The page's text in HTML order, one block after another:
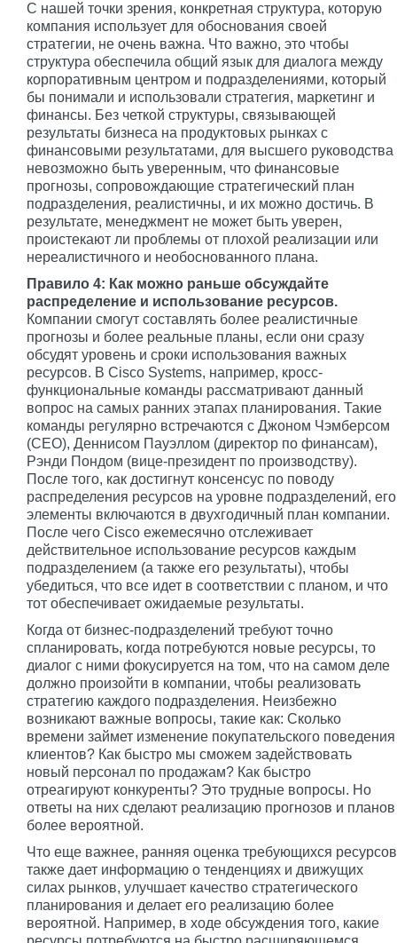
С нашей точки зрения, конкретная структура, которую
компания использует для обоснования своей
стратегии, не очень важна. Что важно, это чтобы
структура обеспечила общий язык для диалога между
корпоративным центром и подразделениями, который
бы понимали и использовали стратегия, маркетинг и
финансы. Без четкой структуры, связывающей
результаты бизнеса на продуктовых рынках с
финансовыми результатами, для высшего руководства
невозможно быть уверенным, что финансовые
прогнозы, сопровождающие стратегический план
подразделения, реалистичны, и их можно достичь. В
результате, менеджмент не может быть уверен,
проистекают ли проблемы от плохой реализации или
нереалистичного и необоснованного плана.
Правило 4: Как можно раньше обсуждайте
распределение и использование ресурсов.
Компании смогут составлять более реалистичные
прогнозы и более реальные планы, если они сразу
обсудят уровень и сроки использования важных
ресурсов. В Cisco Systems, например, кросс-
функциональные команды рассматривают данный
вопрос на самых ранних этапах планирования. Такие
команды регулярно встречаются с Джоном Чэмберсом
(CEO), Деннисом Пауэллом (директор по финансам),
Рэнди Пондом (вице-президент по производству).
После того, как достигнут консенсус по поводу
распределения ресурсов на уровне подразделений, его
элементы включаются в двухгодичный план компании.
После чего Cisco ежемесячно отслеживает
действительное использование ресурсов каждым
подразделением (а также его результаты), чтобы
убедиться, что все идет в соответствии с планом, и что
тот обеспечивает ожидаемые результаты.
Когда от бизнес-подразделений требуют точно
спланировать, когда потребуются новые ресурсы, то
диалог с ними фокусируется на том, что на самом деле
должно произойти в компании, чтобы реализовать
стратегию каждого подразделения. Неизбежно
возникают важные вопросы, такие как: Сколько
времени займет изменение покупательского поведения
клиентов? Как быстро мы сможем задействовать
новый персонал по продажам? Как быстро
отреагируют конкуренты? Это трудные вопросы. Но
ответы на них сделают реализацию прогнозов и планов
более вероятной.
Что еще важнее, ранняя оценка требующихся ресурсов
также дает информацию о тенденциях и движущих
силах рынков, улучшает качество стратегического
планирования и делает его реализацию более
вероятной. Например, в ходе обсуждения того, какие